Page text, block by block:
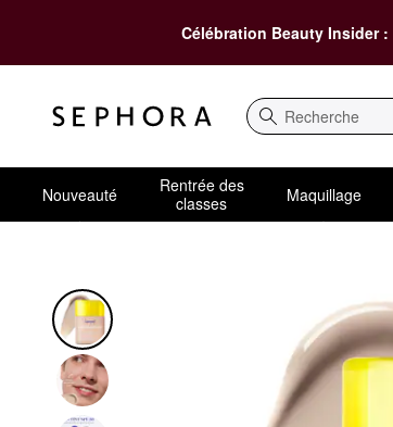
Célébration Beauty Insider :
Recherche
Nouveauté
Rentrée des
classes
Maquillage